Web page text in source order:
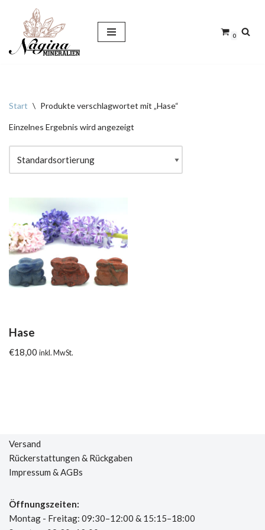
Zum
Inhalt
0
Start \ Produkte verschlagwortet mit „Hase“
Einzelnes Ergebnis wird angezeigt
Hase
€18,00 inkl. MwSt.
Versand
Rückerstattungen & Rückgaben
Impressum & AGBs
Öffnungszeiten:
Montag - Freitag: 09:30–12:00 & 15:15–18:00